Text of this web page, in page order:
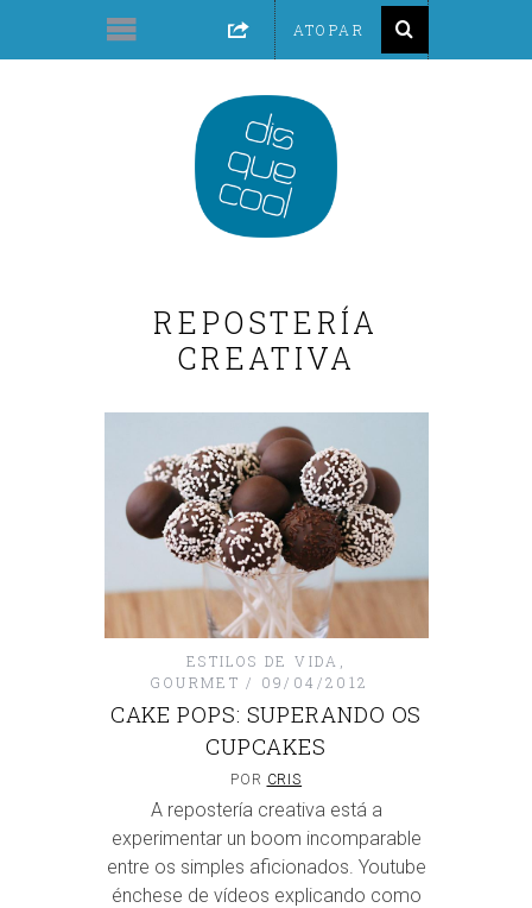
REPOSTERÍA
CREATIVA
ESTILOS DE VIDA
GOURMET
09/04/2012
CAKE POPS: SUPERANDO OS
CUPCAKES
POR CRIS
A repostería creativa está a
experimentar un boom incomparable
entre os simples aficionados. Youtube
énchese de vídeos explicando como